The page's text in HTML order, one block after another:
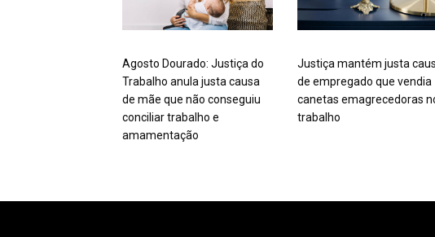
Agosto Dourado: Justiça do
Trabalho anula justa causa
de mãe que não conseguiu
conciliar trabalho e
amamentação
Justiça mantém justa
de empregado que vendia
canetas emagrecedoras
trabalho